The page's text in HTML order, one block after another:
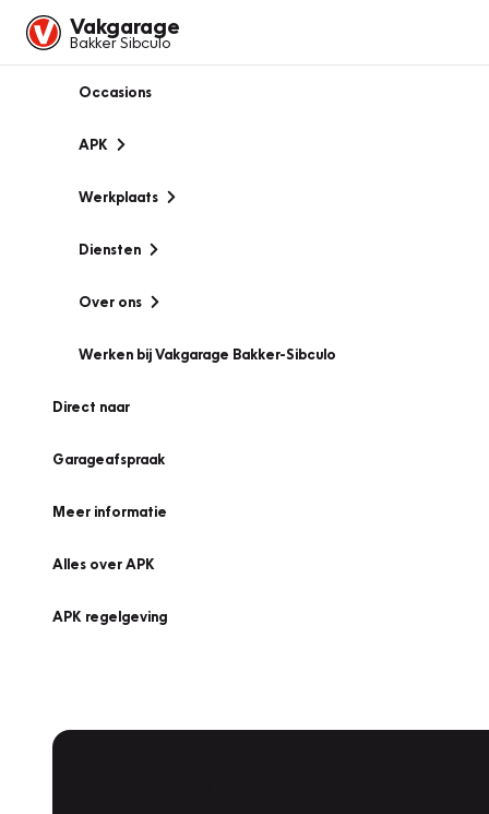
Vakgarage
Bakker Sibculo
Occasions
APK
Werkplaats
Diensten
Over ons
Werken bij Vakgarage Bakker-Sibculo
Direct naar
Garageafspraak
Meer informatie
Alles over APK
APK regelgeving